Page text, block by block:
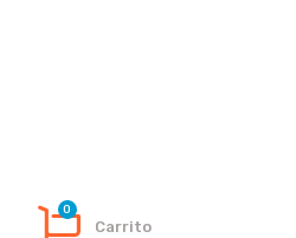
Carrito
0